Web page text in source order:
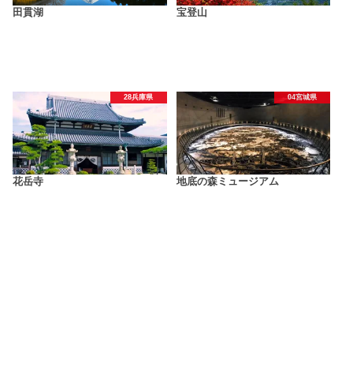
田貫湖 宝登山
28兵庫県
花岳寺
04宮城県
地底の森ミュージアム